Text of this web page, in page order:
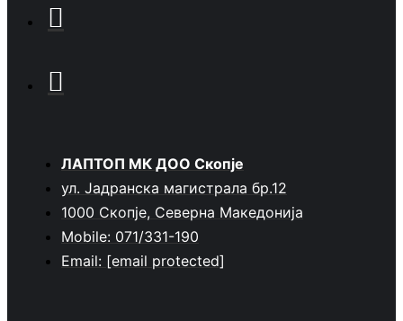
ЛАПТОП МК ДОО Скопје
ул. Јадранска магистрала бр.12
1000 Скопје, Северна Македонија
Mobile: 071/331-190
Email: [email protected]